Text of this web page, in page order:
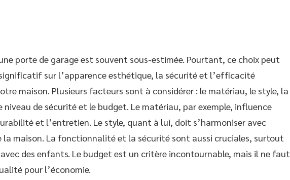
porte de garage est souvent sous-estimée. Pourtant, ce choix peut
sur l’apparence esthétique, la sécurité et l’efficacité
maison. Plusieurs facteurs sont à considérer : le matériau, le style, la
de sécurité et le budget. Le matériau, par exemple, influence
et l’entretien. Le style, quant à lui, doit s’harmoniser avec
la maison. La fonctionnalité et la sécurité sont aussi cruciales, surtout
des enfants. Le budget est un critère incontournable, mais il ne faut
pour l’économie.